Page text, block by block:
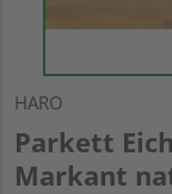
HARO
Parkett
Markant